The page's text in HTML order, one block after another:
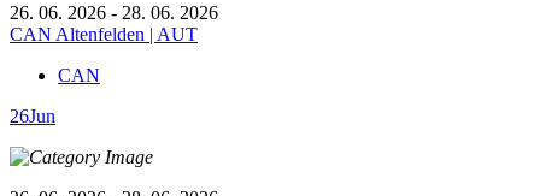
26. 06. 2026 - 28. 06. 2026
CAN Altenfelden | AUT
CAN
26Jun